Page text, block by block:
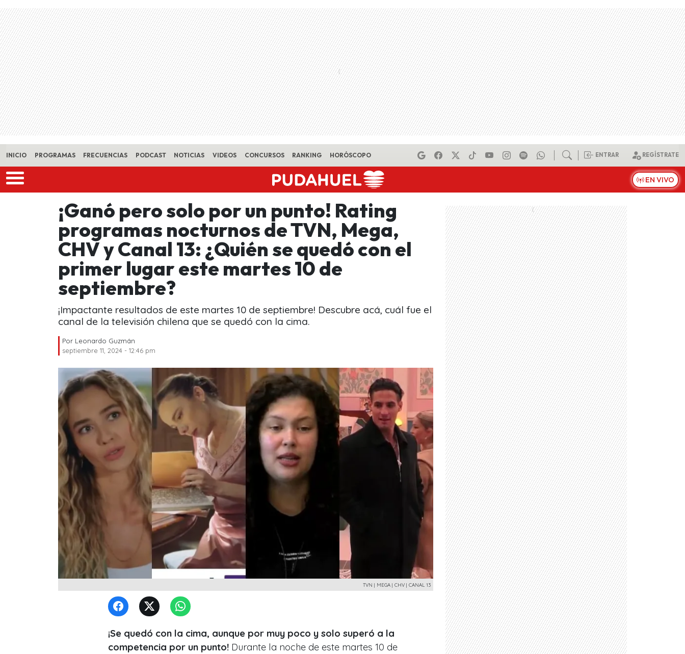
Skip to main content
INICIO PROGRAMAS FRECUENCIAS PODCAST NOTICIAS VIDEOS CONCURSOS RANKING HORÓSCOPO ENTRAR REGÍSTRATE
EN VIVO
¡Ganó pero solo por un punto! Rating
programas nocturnos de TVN, Mega,
CHV y Canal 13: ¿Quién se quedó con el
primer lugar este martes 10 de
septiembre?
¡Impactante resultados de este martes 10 de septiembre! Descubre acá, cuál fue el
canal de la televisión chilena que se quedó con la cima.
Por Leonardo Guzmán
septiembre 11, 2024 - 12:46 pm
TVN | MEGA | CHV | CANAL 13
¡Se quedó con la cima, aunque por muy poco y solo superó a la
competencia por un punto! Durante la noche de este martes 10 de